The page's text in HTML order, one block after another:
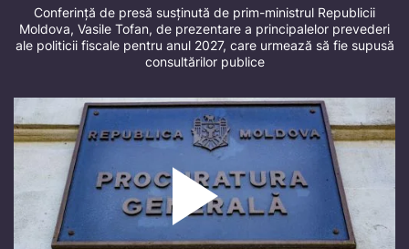
Conferință de presă susținută de prim-ministrul Republicii
Moldova, Vasile Tofan, de prezentare a principalelor prevederi
ale politicii fiscale pentru anul 2027, care urmează să fie supusă
consultărilor publice